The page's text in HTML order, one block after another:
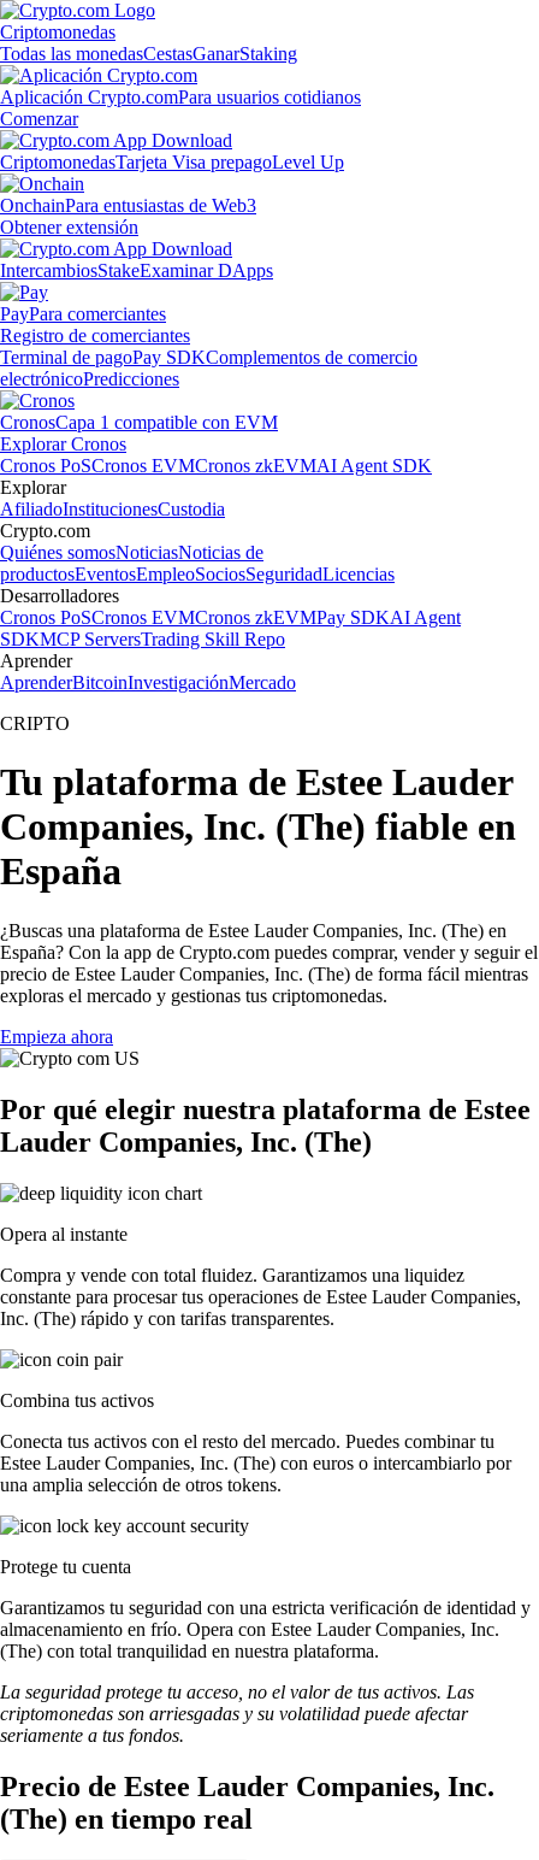
Criptomonedas
Todas las monedasCestasGanarStaking
Aplicación Crypto.comPara usuarios cotidianos
Comenzar
CriptomonedasTarjeta Visa prepagoLevel Up
OnchainPara entusiastas de Web3
Obtener extensión
IntercambiosStakeExaminar DApps
PayPara comerciantes
Registro de comerciantes
Terminal de pagoPay SDKComplementos de comercio
electrónicoPredicciones
CronosCapa 1 compatible con EVM
Explorar Cronos
Cronos PoSCronos EVMCronos zkEVMAI Agent SDK
Explorar
AfiliadoInstitucionesCustodia
Crypto.com
Quiénes somosNoticiasNoticias de
productosEventosEmpleoSociosSeguridadLicencias
Desarrolladores
Cronos PoSCronos EVMCronos zkEVMPay SDKAI Agent
SDKMCP ServersTrading Skill Repo
Aprender
AprenderBitcoinInvestigaciónMercado
CRIPTO
Tu plataforma de Estee Lauder
Companies, Inc. (The) fiable en
España
¿Buscas una plataforma de Estee Lauder Companies, Inc. (The) en
España? Con la app de Crypto.com puedes comprar, vender y seguir el
precio de Estee Lauder Companies, Inc. (The) de forma fácil mientras
exploras el mercado y gestionas tus criptomonedas.
Empieza ahora
Por qué elegir nuestra plataforma de Estee
Lauder Companies, Inc. (The)
Opera al instante
Compra y vende con total fluidez. Garantizamos una liquidez
constante para procesar tus operaciones de Estee Lauder Companies,
Inc. (The) rápido y con tarifas transparentes.
Combina tus activos
Conecta tus activos con el resto del mercado. Puedes combinar tu
Estee Lauder Companies, Inc. (The) con euros o intercambiarlo por
una amplia selección de otros tokens.
Protege tu cuenta
Garantizamos tu seguridad con una estricta verificación de identidad y
almacenamiento en frío. Opera con Estee Lauder Companies, Inc.
(The) con total tranquilidad en nuestra plataforma.
La seguridad protege tu acceso, no el valor de tus activos. Las
criptomonedas son arriesgadas y su volatilidad puede afectar
seriamente a tus fondos.
Precio de Estee Lauder Companies, Inc.
(The) en tiempo real